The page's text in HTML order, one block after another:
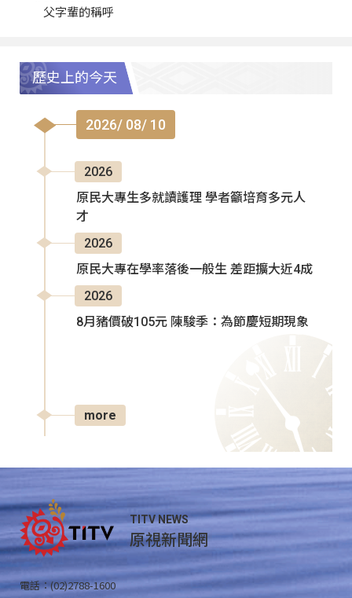
父字輩的稱呼
歷史上的今天
2026/ 08/ 10
2026
原民大專生多就讀護理 學者籲培育多元人
才
2026
原民大專在學率落後一般生 差距擴大近4成
2026
8月豬價破105元 陳駿季：為節慶短期現象
more
TITV NEWS
原視新聞網
電話：(02)2788-1600